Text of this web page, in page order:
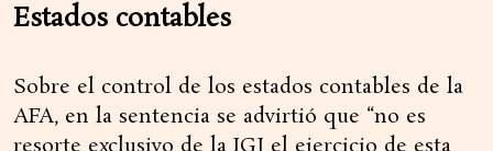
Estados contables
Sobre el control de los estados contables de la
AFA, en la sentencia se advirtió que “no es